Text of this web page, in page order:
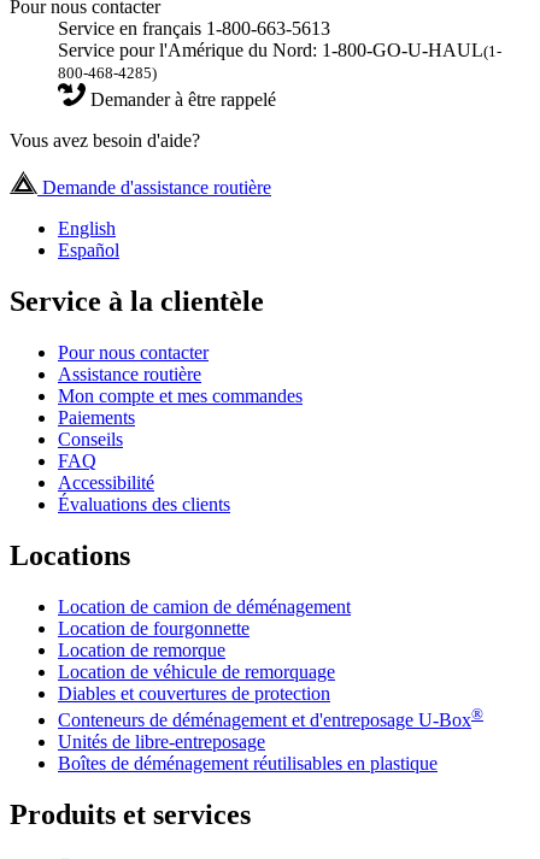
Pour nous contacter
Service en français 1-800-663-5613
Service pour l'Amérique du Nord: 1-800-GO-U-HAUL(1-
800-468-4285)
Demander à être rappelé
Vous avez besoin d'aide?
Demande d'assistance routière
English
Español
Service à la clientèle
Pour nous contacter
Assistance routière
Mon compte et mes commandes
Paiements
Conseils
FAQ
Accessibilité
Évaluations des clients
Locations
Location de camion de déménagement
Location de fourgonnette
Location de remorque
Location de véhicule de remorquage
Diables et couvertures de protection
Conteneurs de déménagement et d'entreposage U-Box®
Unités de libre-entreposage
Boîtes de déménagement réutilisables en plastique
Produits et services